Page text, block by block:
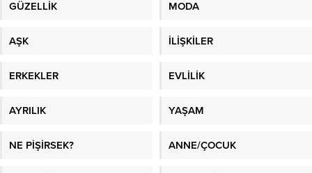
GÜZELLİK MODA
AŞK İLİŞKİLER
ERKEKLER EVLİLİK
AYRILIK YAŞAM
NE PİŞİRSEK? ANNE/ÇOCUK